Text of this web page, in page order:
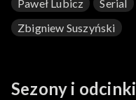
Paweł Lubicz
Serial
Zbigniew Suszyński
Sezony i odcinki